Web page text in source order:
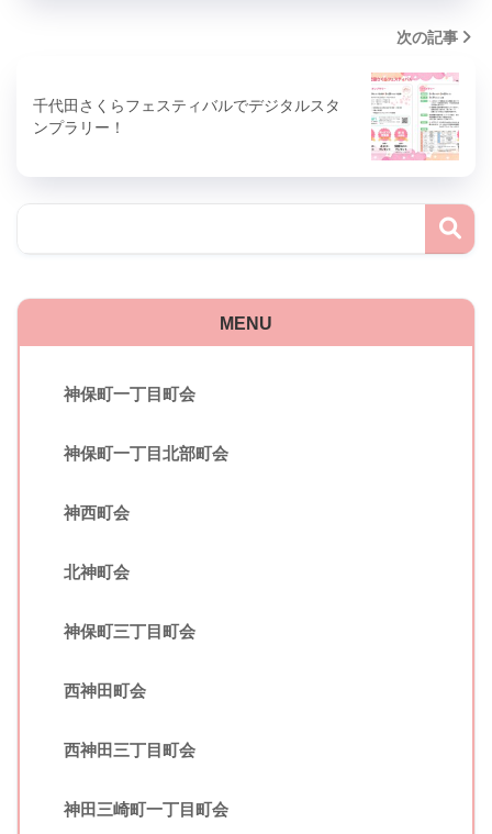
次の記事
千代田さくらフェスティバルでデジタルスタ
ンプラリー！
MENU
神保町一丁目町会
神保町一丁目北部町会
神西町会
北神町会
神保町三丁目町会
西神田町会
西神田三丁目町会
神田三崎町一丁目町会